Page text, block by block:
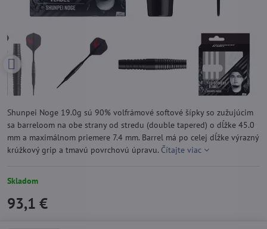
Shunpei Noge 19.0g sú 90% volfrámové softové šípky so zužujúcim
sa barreloom na obe strany od stredu (double tapered) o dĺžke 45.0
mm a maximálnom priemere 7.4 mm. Barrel má po celej dĺžke výrazný
krúžkový grip a tmavú povrchovú úpravu. Čítajte viac
Skladom
93,1 €